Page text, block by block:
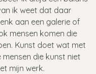
ik weet dat daar
aan een galerie of
mensen komen die
Kunst doet wat met
die kunst niet
mijn werk.